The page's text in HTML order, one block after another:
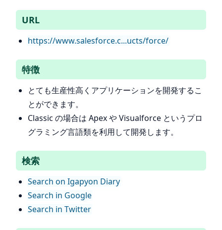
URL
https://www.salesforce.c...ucts/force/
特徴
とても生産性高くアプリケーションを開発するこ
とができます。
Classic の場合は Apex や Visualforce というプロ
グラミング言語類を利用して開発します。
検索
Search on Igapyon Diary
Search in Google
Search in Twitter